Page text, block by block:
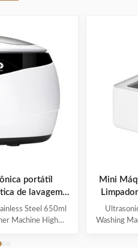
portátil
de lavagem
Steel 650ml
Machine High
Machine
Mini
Washing